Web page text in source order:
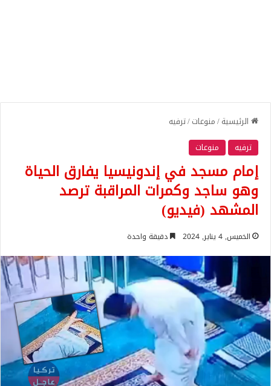
الرئيسية/منوعات/ترفيه
ترفيه
منوعات
إمام مسجد في إندونيسيا يفارق الحياة
وهو ساجد وكمرات المراقبة ترصد
المشهد (فيديو)
الخميس, 4 يناير, 2024 دقيقة واحدة